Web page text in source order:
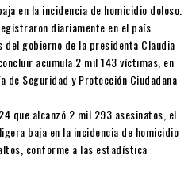
en la incidencia de homicidio doloso.
diariamente en el país
del gobierno de la presidenta Claudia
acumula 2 mil 143 víctimas, en
Seguridad y Protección Ciudadana
que alcanzó 2 mil 293 asesinatos, el
baja en la incidencia de homicidio
conforme a las estadística